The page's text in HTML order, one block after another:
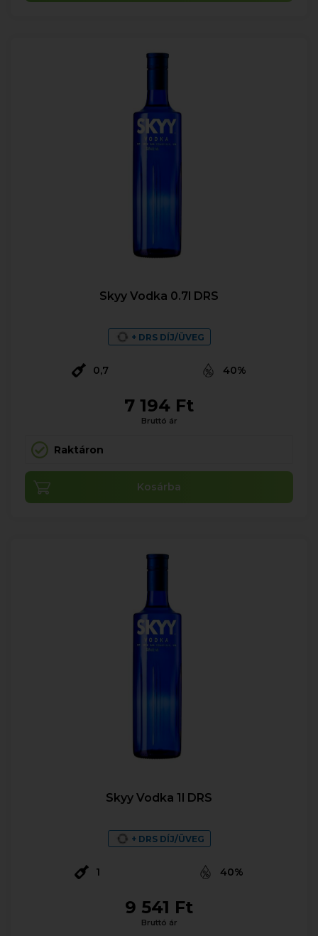
Skyy Vodka 0.7l DRS
+ DRS DÍJ/ÜVEG
0,7 40%
7 194 Ft
Bruttó ár
Raktáron
Kosárba
Skyy Vodka 1l DRS
+ DRS DÍJ/ÜVEG
1 40%
9 541 Ft
Bruttó ár